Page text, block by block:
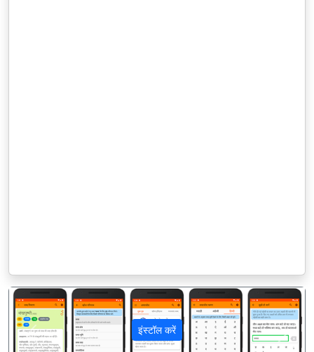
इंस्टॉल करें
पिछला अगला